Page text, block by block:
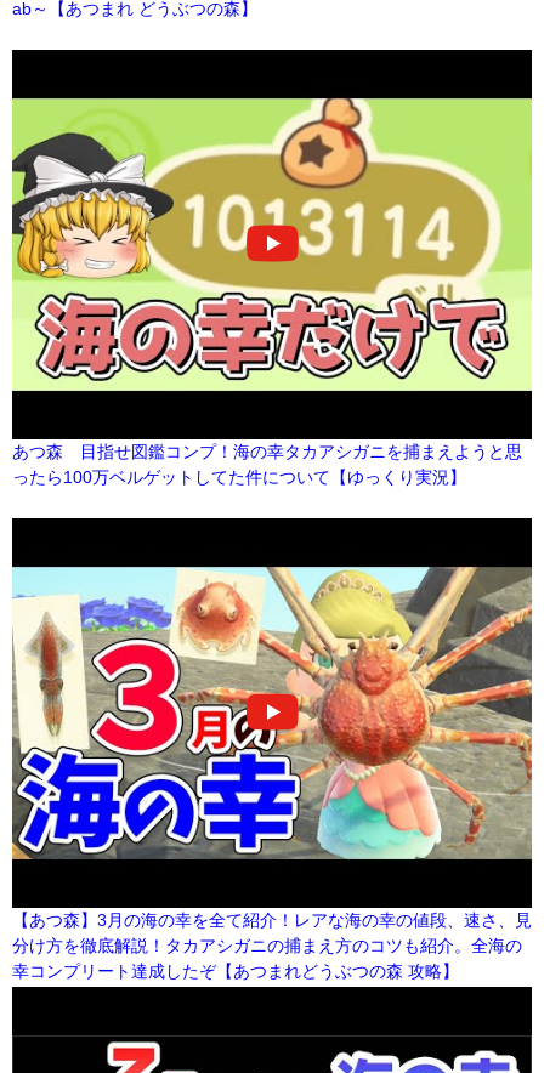
ab～【あつまれ どうぶつの森】
あつ森 目指せ図鑑コンプ！海の幸タカアシガニを捕まえようと思
ったら100万ベルゲットしてた件について【ゆっくり実況】
【あつ森】3月の海の幸を全て紹介！レアな海の幸の値段、速さ、見
分け方を徹底解説！タカアシガニの捕まえ方のコツも紹介。全海の
幸コンプリート達成したぞ【あつまれどうぶつの森 攻略】